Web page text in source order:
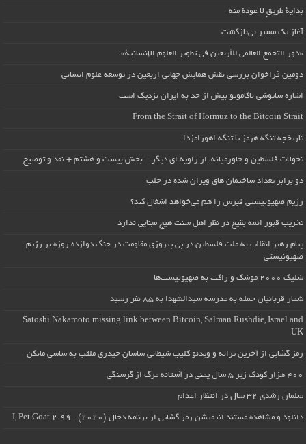
بداية طريقٍ لا عودة منه
آغاز یک مسیر بی‌بازگشت
«دور التجمع العالمي للأربعين في تطوير العلوم الإنسانية».
دومین فراخوان بررسی نقش همایش جهانی اربعین در توسعه علوم انسانی
اشاره ساتوشی ناکاموتو بیش از حد به ایران نزدیک است
From the Strait of Hormuz to the Bitcoin Strait
تاریخچه تنگه هرمز یا تنگه اهورامزدا
تحولات فلسطین و خاورمیانه، از زاویه ای دیگر – بخش بیست و هشتم + نقد و توضیح
دو برابر تعداد ساختمان های ویران شده در حلب
رژیم صهیونیستی قبرس را هم می‌خواهد اشغال کند؟
تخریب قبور ائمه بقیع در نظر اهل سنت هیچ مبنایی ندارد
پیام رهبر انقلاب به ملت فلسطین در پی پیروزی مقاومت در جنگ دوازده روزه بر رژیم
صهیونیستی
شلیک ۲۰۰۰ موشک و راکت به صهیونیست‌ها
شمار قربانیان حمله به مدرسه سیدالشهدا به ۸۵ نفر رسید
Satoshi Nakamoto missing link between Bitcoin, Salman Rushdie, Israel and
UK
رمز گشایی از آخرین ترانه و ویدئو کلیپ شیطانی ساسان حیدری ملقب به ساسی مانکن
۴۰۰ هزار کودک زیر ۵ سال یمنی در آستانه مرگ از گرسنگی
سلمان رشدی ۳۲ سال در انتظار اعدام
دانلود و مشاهده مستند انیمیشن رمز گشایی از برنامه دجال (۲۰۲۰) : I, Pet Goat 2.99